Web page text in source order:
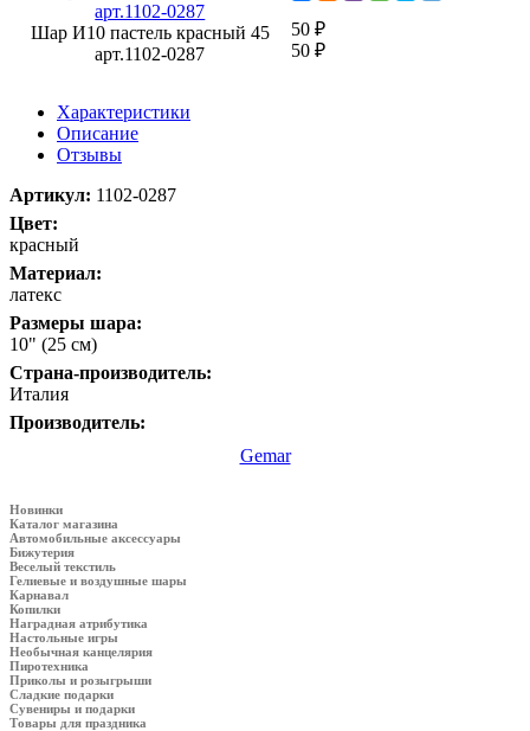
Шар И10 пастель красный 45
арт.1102-0287
50 ₽
50 ₽
Характеристики
Описание
Отзывы
Артикул: 1102-0287
Цвет:
красный
Материал:
латекс
Размеры шара:
10" (25 см)
Страна-производитель:
Италия
Производитель:
Gemar
Новинки
Каталог магазина
Автомобильные аксессуары
Бижутерия
Веселый текстиль
Гелиевые и воздушные шары
Карнавал
Копилки
Наградная атрибутика
Настольные игры
Необычная канцелярия
Пиротехника
Приколы и розыгрыши
Сладкие подарки
Сувениры и подарки
Товары для праздника